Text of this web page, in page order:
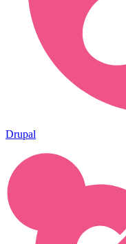
Drupal